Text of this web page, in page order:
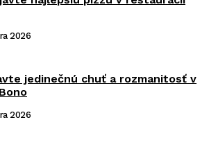
2026
jedinečnú chuť a rozmanitosť v
2026